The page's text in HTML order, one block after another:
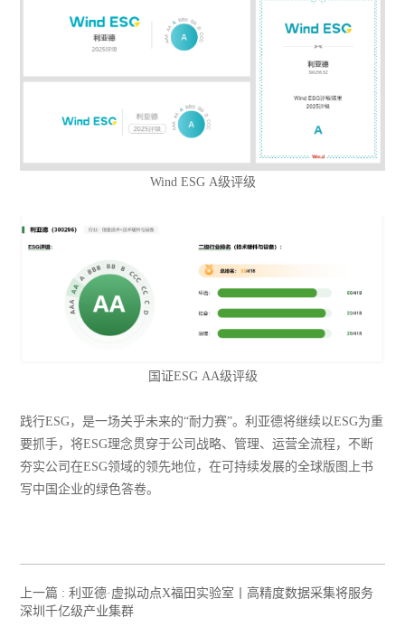
Wind ESG A级评级
国证ESG AA级评级
践行ESG，是一场关乎未来的“耐力赛”。利亚德将继续以ESG为重
要抓手，将ESG理念贯穿于公司战略、管理、运营全流程，不断
夯实公司在ESG领域的领先地位，在可持续发展的全球版图上书
写中国企业的绿色答卷。
上一篇 :利亚德·虚拟动点X福田实验室丨高精度数据采集将服务
深圳千亿级产业集群